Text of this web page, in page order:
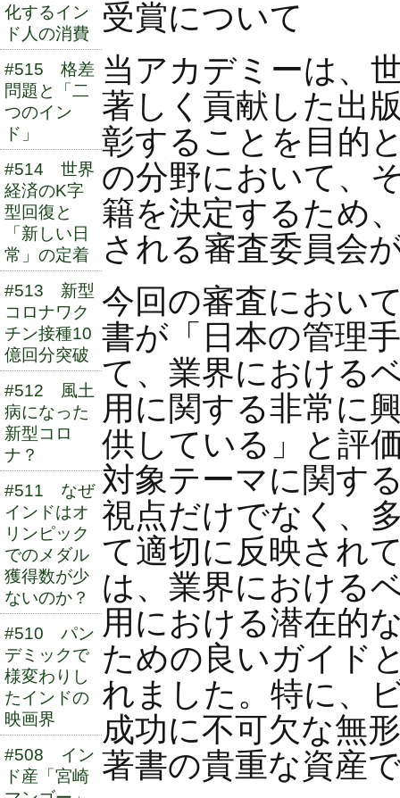
化するイン
ド人の消費
#515 格差
問題と「二
つのイン
ド」
#514 世界
経済のK字
型回復と
「新しい日
常」の定着
#513 新型
コロナワク
チン接種10
億回分突破
#512 風土
病になった
新型コロ
ナ？
#511 なぜ
インドはオ
リンピック
でのメダル
獲得数が少
ないのか？
#510 パン
デミックで
様変わりし
たインドの
映画界
#508 イン
ド産「宮崎
受賞について
当アカデミーは、
著しく貢献した出
彰することを目的
の分野において、
籍を決定するため
される審査委員会
今回の審査におい
書が「日本の管理
て、業界における
用に関する非常に
供している」と評
対象テーマに関す
視点だけでなく、
て適切に反映され
は、業界における
用における潜在的
ための良いガイド
れました。特に、
成功に不可欠な無
著書の貴重な資産